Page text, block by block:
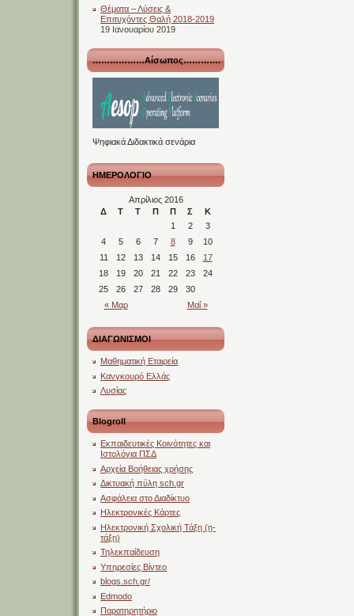
Θέματα – Λύσεις &
Επιτυχόντες Θαλή 2018-2019
19 Ιανουαρίου 2019
………………Αίσωπος………….
Ψηφιακά Διδακτικά σενάρια
ΗΜΕΡΟΛΟΓΙΟ
Απρίλιος 2016
Δ
Τ Τ Π Π Σ Κ
« Μαρ Μαΐ »
1 2
3
4
5 6 7 8 9
10
11
12 13 14 15 16
17
18
19 20 21 22 23
24
25
26 27 28 29 30
ΔΙΑΓΩΝΙΣΜΟΙ
Μαθηματική Εταιρεία
Κανγκουρό Ελλάς
Λυσίας
Blogroll
Εκπαιδευτικές Κοινότητες και
Ιστολόγια ΠΣΔ
Αρχεία Βοήθειας χρήσης
Δικτυακή πύλη sch.gr
Ασφάλεια στο Διαδίκτυο
Ηλεκτρονικές Κάρτες
Ηλεκτρονική Σχολική Τάξη (η-
τάξη)
Τηλεκπαίδευση
Υπηρεσίες Βίντεο
blogs.sch.gr/
Edmodo
Παρατηρητήριο